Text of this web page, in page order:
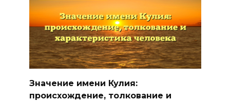
Значение имени Кулия:
происхождение, толкование и